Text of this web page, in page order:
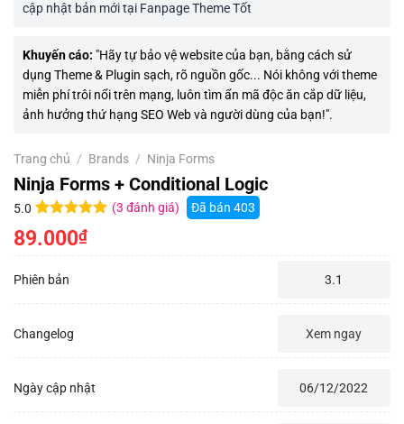
cập nhật bản mới tại Fanpage Theme Tốt
Khuyến cáo: "Hãy tự bảo vệ website của bạn, bằng cách sử
dụng Theme & Plugin sạch, rõ nguồn gốc... Nói không với theme
miễn phí trôi nổi trên mạng, luôn tìm ẩn mã độc ăn cắp dữ liệu,
ảnh hưởng thứ hạng SEO Web và người dùng của bạn!".
Trang chủ / Brands / Ninja Forms
Ninja Forms + Conditional Logic
5.0
5.0 trên 5
dựa trên
(3 đánh giá) Đã bán 403
89.000₫
Phiên bản 3.1
Changelog Xem ngay
Ngày cập nhật 06/12/2022